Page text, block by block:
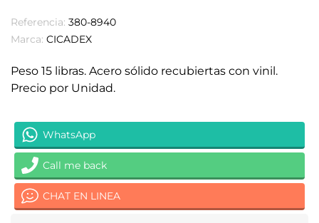
Referencia: 380-8940
Marca: CICADEX
Peso 15 libras. Acero sólido recubiertas con vinil.
Precio por Unidad.
WhatsApp
Call me back
CHAT EN LINEA